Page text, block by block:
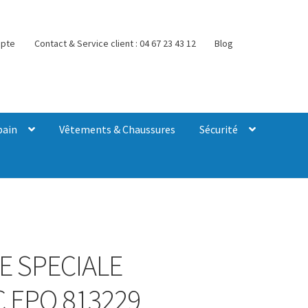
Contact & Service client : 04 67 23 43 12 Blog
Vêtements & Chaussures Sécurité
SPECIALE
EPO 813229